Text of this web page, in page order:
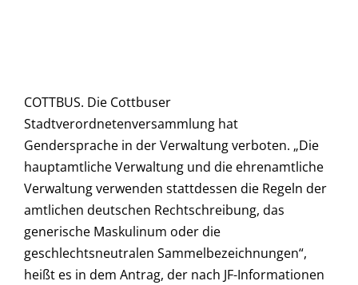
COTTBUS. Die Cottbuser
Stadtverordnetenversammlung hat
Gendersprache in der Verwaltung verboten. „Die
hauptamtliche Verwaltung und die ehrenamtliche
Verwaltung verwenden stattdessen die Regeln der
amtlichen deutschen Rechtschreibung, das
generische Maskulinum oder die
geschlechtsneutralen Sammelbezeichnungen“,
heißt es in dem Antrag, der nach JF-Informationen